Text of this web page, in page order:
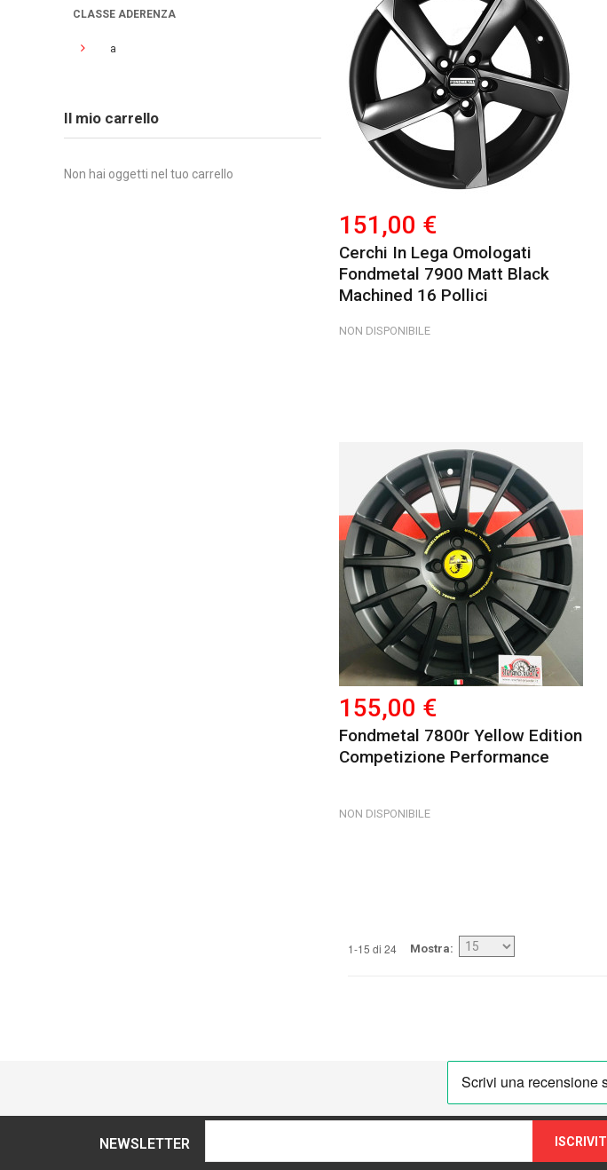
CLASSE ADERENZA
a
151,00 €
Cerchi In Lega Omologati
Fondmetal 7900 Matt Black
Machined 16 Pollici
NON DISPONIBILE
155,00 €
Fondmetal 7800r Yellow Edition
Competizione Performance
NON DISPONIBILE
1-15 di 24 Mostra
Il mio carrello
Non hai oggetti nel tuo carrello
NEWSLETTER ISCRIVITI